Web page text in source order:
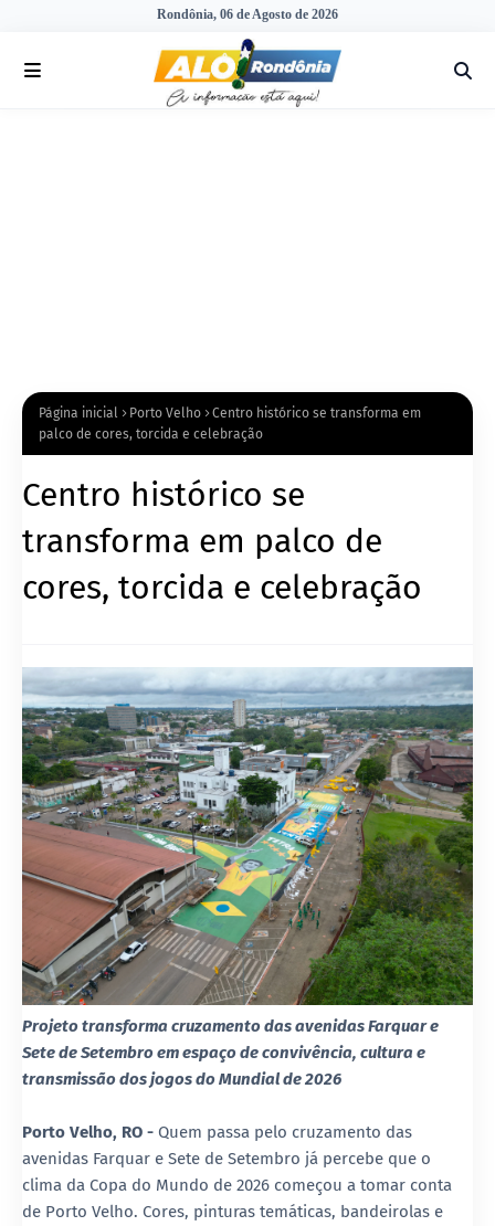
Rondônia, 06 de Agosto de 2026
Página inicial Porto Velho
Centro histórico se transforma em
palco de cores, torcida e celebração
Centro histórico se
transforma em palco de
cores, torcida e celebração
Projeto transforma cruzamento das avenidas Farquar e
Sete de Setembro em espaço de convivência, cultura e
transmissão dos jogos do Mundial de 2026
Porto Velho, RO - Quem passa pelo cruzamento das
avenidas Farquar e Sete de Setembro já percebe que o
clima da Copa do Mundo de 2026 começou a tomar conta
de Porto Velho. Cores, pinturas temáticas, bandeirolas e